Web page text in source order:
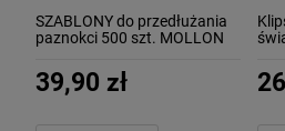
SZABLONY do przedłużania
paznokci 500 szt. MOLLON
39,90 zł